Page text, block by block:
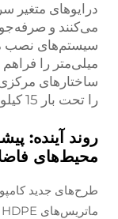
درایوهای متغیر
می‌کنند و صرفه‌جویی تا 85٪ در انرژی را
میلی‌متر را
را تحت بار 15 کیلونیوتن حفظ می‌کنند
روند آینده:
محیط‌های
طرح‌های جدید